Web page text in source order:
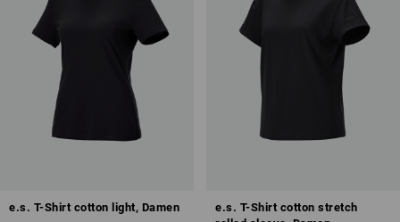
e.s. T-Shirt cotton light, Damen
e.s. T-Shirt cotton stretch